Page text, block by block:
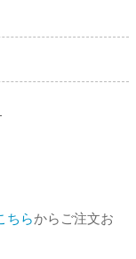
ちらからご注文お